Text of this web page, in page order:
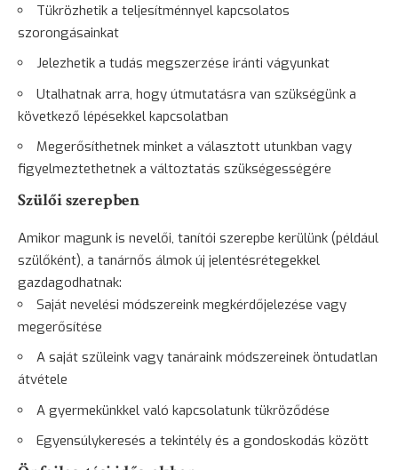
Tükrözhetik a teljesítménnyel kapcsolatos
szorongásainkat
Jelezhetik a tudás megszerzése iránti vágyunkat
Utalhatnak arra, hogy útmutatásra van szükségünk a
következő lépésekkel kapcsolatban
Megerősíthetnek minket a választott utunkban vagy
figyelmeztethetnek a változtatás szükségességére
Szülői szerepben
Amikor magunk is nevelői, tanítói szerepbe kerülünk (például
szülőként), a tanárnős álmok új jelentésrétegekkel
gazdagodhatnak:
Saját nevelési módszereink megkérdőjelezése vagy
megerősítése
A saját szüleink vagy tanáraink módszereinek öntudatlan
átvétele
A gyermekünkkel való kapcsolatunk tükröződése
Egyensúlykeresés a tekintély és a gondoskodás között